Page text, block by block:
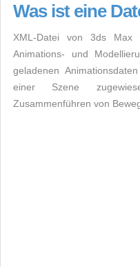
Was ist eine
XML-Datei von 3ds Max
Animations- und
geladenen
einer Szene
Zusammenführen von